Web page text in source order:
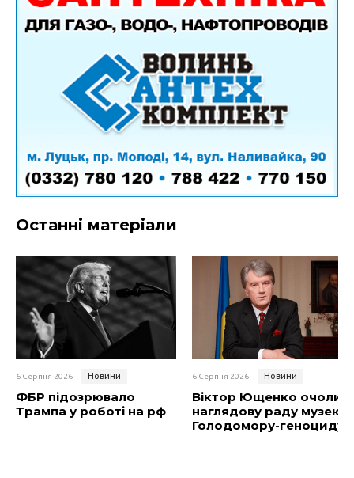
Останні матеріали
6 Серпня 2026 Новини
ФБР підозрювало
Трампа у роботі на рф
6 Серпня 2026 Новини
Віктор Ющенко очолив
наглядову раду музею
Голодомору-геноциду